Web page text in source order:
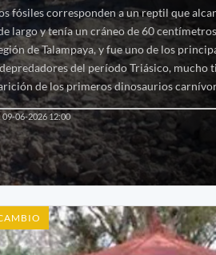
fósiles corresponden a un reptil que
largo y tenía un cráneo de 60
de Talampaya, y fue uno de los
del período Triásico, mucho
de los primeros dinosaurios
09-06-2026 12:00